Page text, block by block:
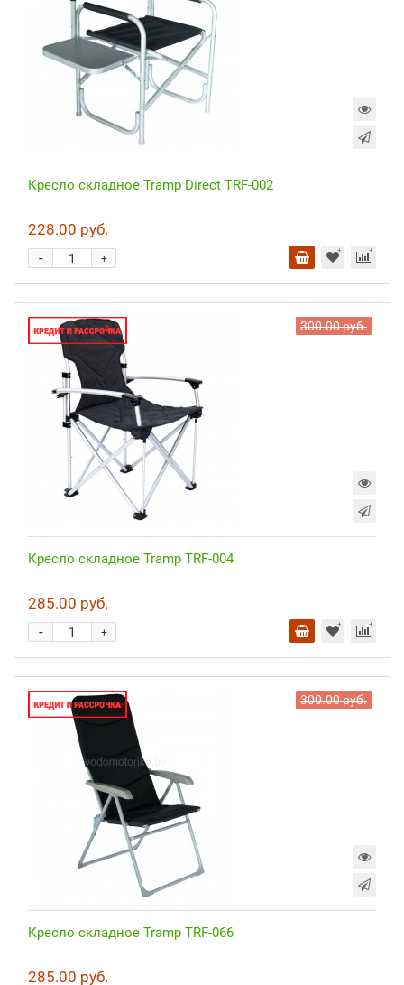
Кресло складное Tramp Direct TRF-002
228.00 руб.
+
-
300.00 руб.
Кресло складное Tramp TRF-004
285.00 руб.
+
-
300.00 руб.
Кресло складное Tramp TRF-066
285.00 руб.